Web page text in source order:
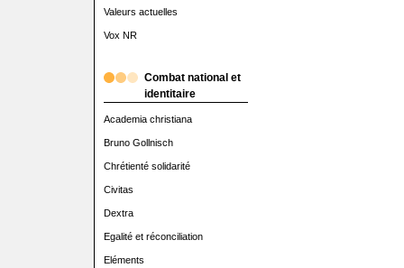
Valeurs actuelles
Vox NR
Combat national et
identitaire
Academia christiana
Bruno Gollnisch
Chrétienté solidarité
Civitas
Dextra
Egalité et réconciliation
Eléments